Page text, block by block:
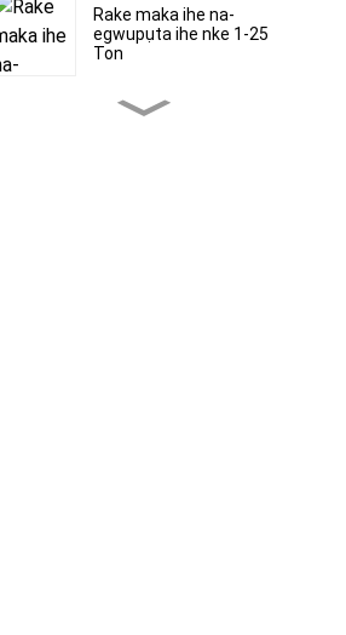
Rake maka ihe na-
egwupụta ihe nke 1-25
Ton
Rake maka ihe na-